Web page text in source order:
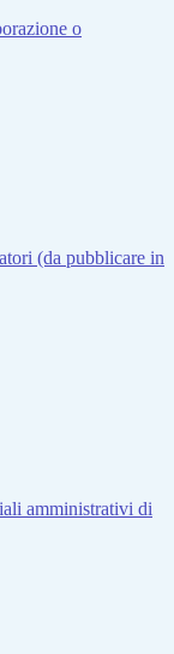
o
(da pubblicare in
amministrativi di